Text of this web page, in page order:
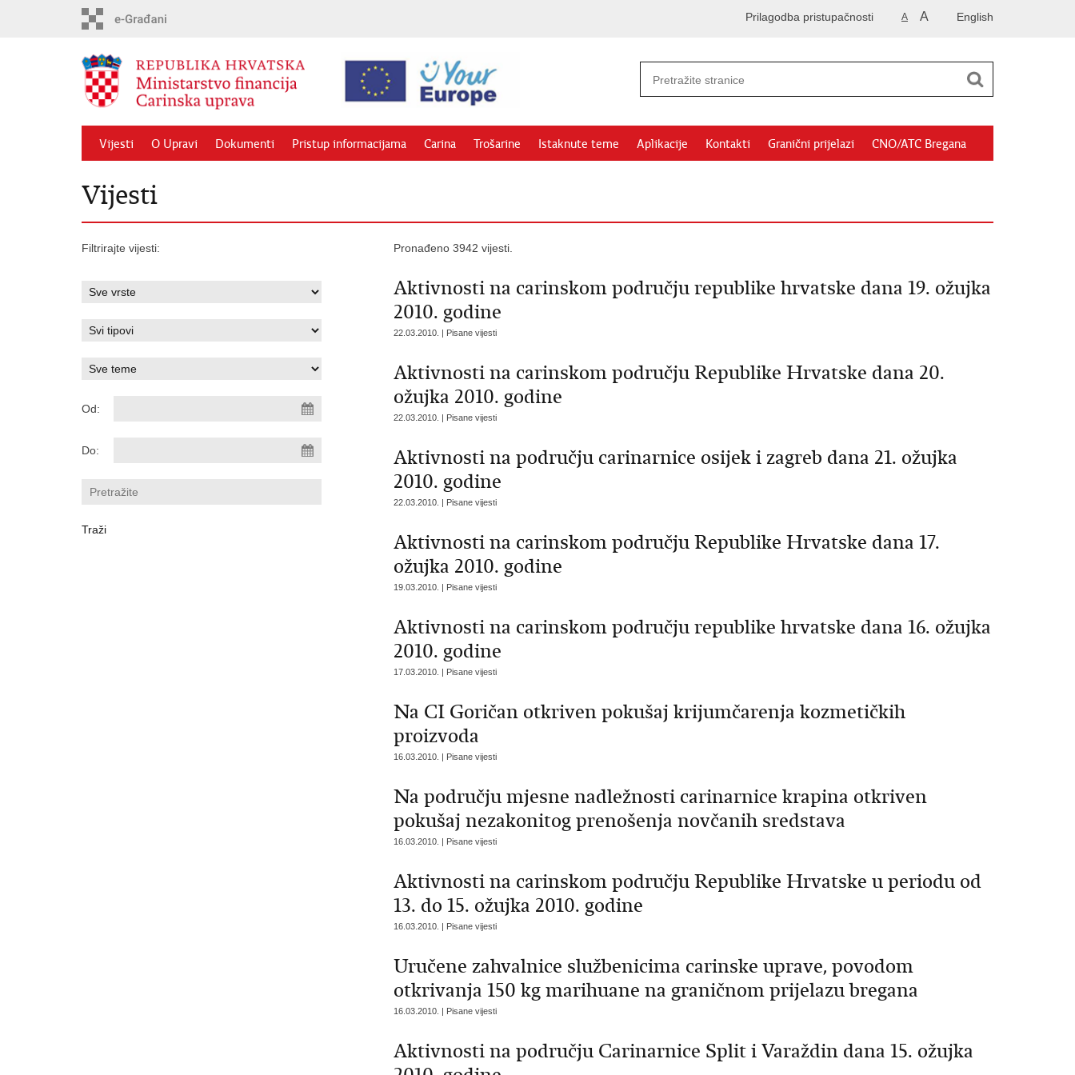
English
A A
Prilagodba pristupačnosti
Vijesti O Upravi Dokumenti Pristup informacijama Carina Trošarine Istaknute teme Aplikacije Kontakti Granični prijelazi CNO/ATC Bregana
Vijesti
Filtrirajte vijesti:
Od:
Do:
Pronađeno 3942 vijesti.
Aktivnosti na carinskom području republike hrvatske dana 19. ožujka
2010. godine
22.03.2010. | Pisane vijesti
Aktivnosti na carinskom području Republike Hrvatske dana 20.
ožujka 2010. godine
22.03.2010. | Pisane vijesti
Aktivnosti na području carinarnice osijek i zagreb dana 21. ožujka
2010. godine
22.03.2010. | Pisane vijesti
Aktivnosti na carinskom području Republike Hrvatske dana 17.
ožujka 2010. godine
19.03.2010. | Pisane vijesti
Aktivnosti na carinskom području republike hrvatske dana 16. ožujka
2010. godine
17.03.2010. | Pisane vijesti
Na CI Goričan otkriven pokušaj krijumčarenja kozmetičkih
proizvoda
16.03.2010. | Pisane vijesti
Na području mjesne nadležnosti carinarnice krapina otkriven
pokušaj nezakonitog prenošenja novčanih sredstava
16.03.2010. | Pisane vijesti
Aktivnosti na carinskom području Republike Hrvatske u periodu od
13. do 15. ožujka 2010. godine
16.03.2010. | Pisane vijesti
Uručene zahvalnice službenicima carinske uprave, povodom
otkrivanja 150 kg marihuane na graničnom prijelazu bregana
16.03.2010. | Pisane vijesti
Aktivnosti na području Carinarnice Split i Varaždin dana 15. ožujka